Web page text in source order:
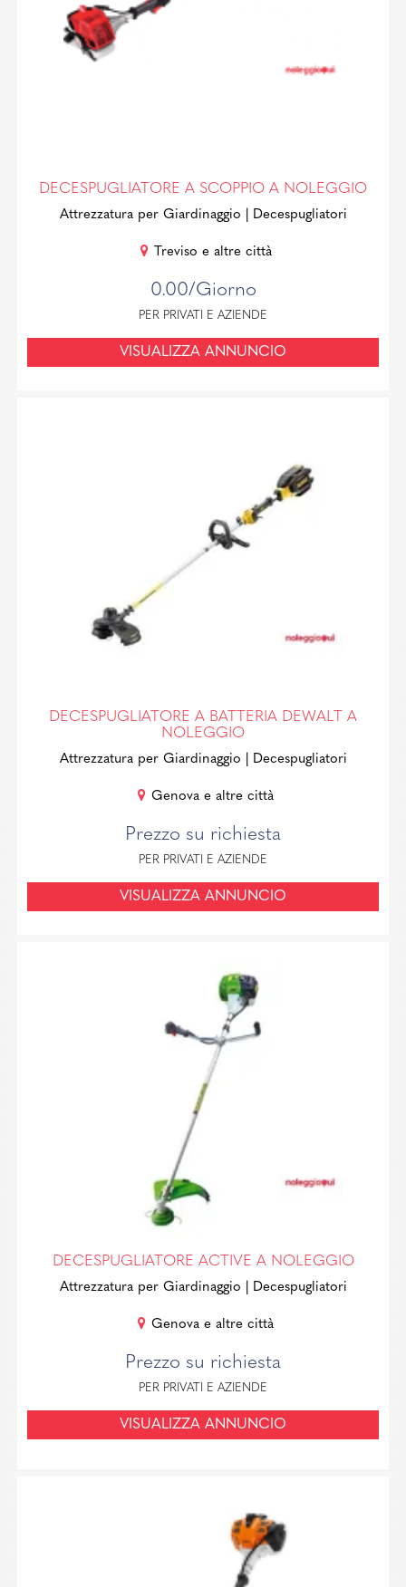
DECESPUGLIATORE A SCOPPIO A NOLEGGIO
Attrezzatura per Giardinaggio | Decespugliatori
Treviso e altre città
0.00/Giorno
PER PRIVATI E AZIENDE
VISUALIZZA ANNUNCIO
DECESPUGLIATORE A BATTERIA DEWALT A
NOLEGGIO
Attrezzatura per Giardinaggio | Decespugliatori
Genova e altre città
Prezzo su richiesta
PER PRIVATI E AZIENDE
VISUALIZZA ANNUNCIO
DECESPUGLIATORE ACTIVE A NOLEGGIO
Attrezzatura per Giardinaggio | Decespugliatori
Genova e altre città
Prezzo su richiesta
PER PRIVATI E AZIENDE
VISUALIZZA ANNUNCIO